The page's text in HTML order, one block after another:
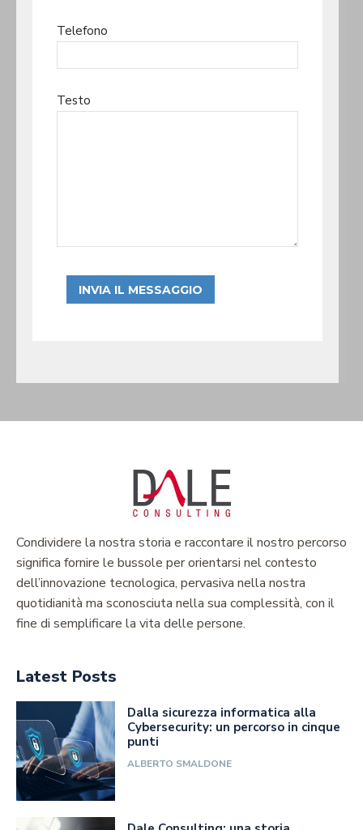
Telefono
Testo
Condividere la nostra storia e raccontare il nostro percorso
significa fornire le bussole per orientarsi nel contesto
dell’innovazione tecnologica, pervasiva nella nostra
quotidianità ma sconosciuta nella sua complessità, con il
fine di semplificare la vita delle persone.
Latest Posts
Dalla sicurezza informatica alla
Cybersecurity: un percorso in cinque
punti
ALBERTO SMALDONE